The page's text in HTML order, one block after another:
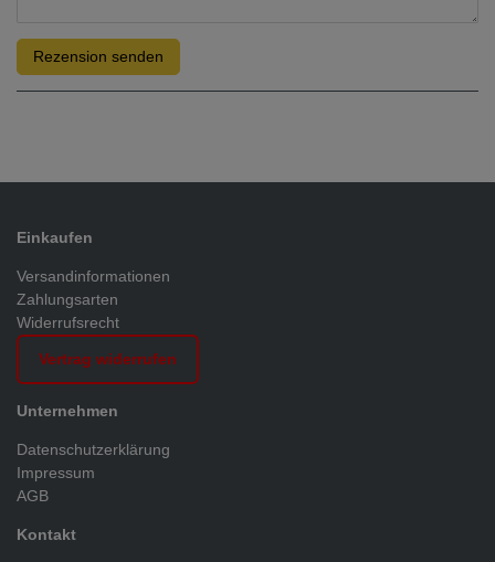
Rezension senden
Einkaufen
Versandinformationen
Zahlungsarten
Widerrufsrecht
Vertrag widerrufen
Unternehmen
Datenschutzerklärung
Impressum
AGB
Kontakt